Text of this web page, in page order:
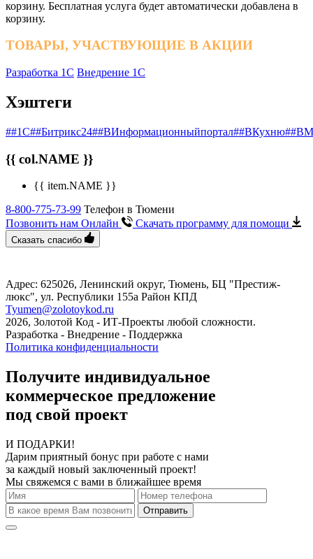
корзину. Бесплатная услуга будет автоматически добавлена в
корзину.
ТОВАРЫ, УЧАСТВУЮЩИЕ В АКЦИИ
Разработка 1С Внедрение 1С
Хэштеги
##1С##Битрикс24##ВИнформационныйпортал##ВКухню
{{ col.NAME }}
{{ item.NAME }}
8-800-775-73-99 Телефон в Тюмени
Позвонить нам Онлайн
Скачать программу для помощи
Сказать спасибо
Адрес: 625026, Ленинский округ, Тюмень, БЦ "Престиж-
люкс", ул. Республики 155а Район КПД
Tyumen@zolotoykod.ru
2026, Золотой Код - ИТ-Проекты любой сложности.
Разработка - Внедрение - Поддержка
Политика конфиденциальности
Получите индивидуальное
коммерческое предложение
под свой проект
И ПОДАРКИ!
Дарим приятный бонус при работе с нами
за каждый новый заключенный проект!
Мы свяжемся с вами в ближайшее время
Отправить